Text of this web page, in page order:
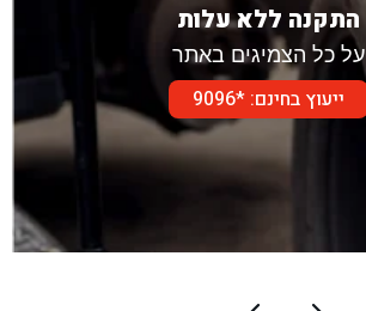
התקנה ללא עלות
על כל הצמיגים באתר
ייעוץ בחינם: *9096